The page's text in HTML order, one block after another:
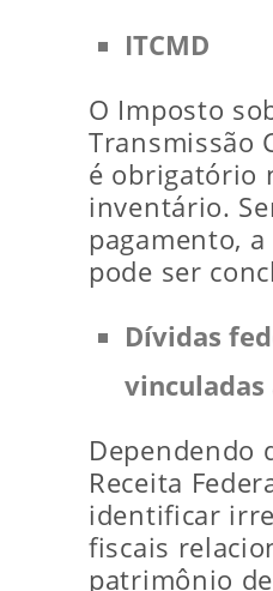
ITCMD
O Imposto
Transmissão
é obrigatório
inventário.
pagamento,
pode ser
Dívidas
Dependendo
Receita
identificar
fiscais
patrimônio